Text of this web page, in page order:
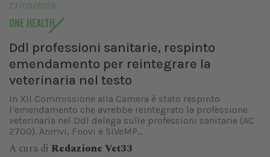
27/05/2026
ONE HEALTH
Ddl professioni sanitarie, respinto
emendamento per reintegrare la
veterinaria nel testo
In XII Commissione alla Camera è stato respinto
l’emendamento che avrebbe reintegrato la professione
veterinaria nel Ddl delega sulle professioni sanitarie (AC
2700). Anmvi, Fnovi e SIVeMP...
A cura di Redazione Vet33